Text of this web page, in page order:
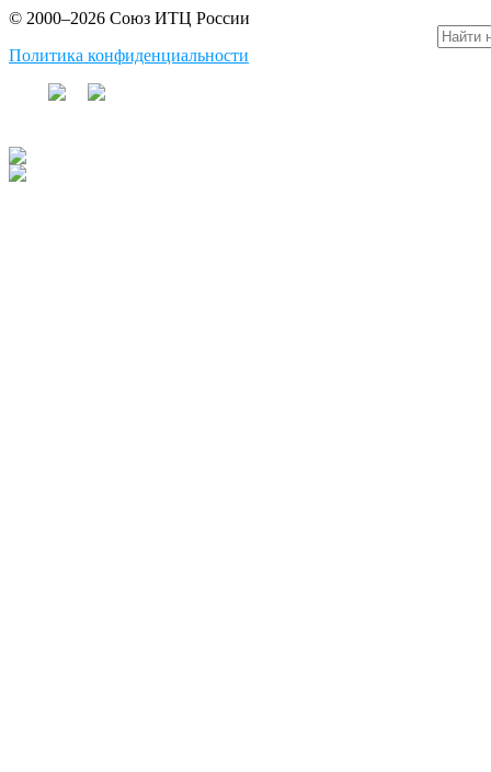
© 2000–2026 Союз ИТЦ России
Политика конфиденциальности